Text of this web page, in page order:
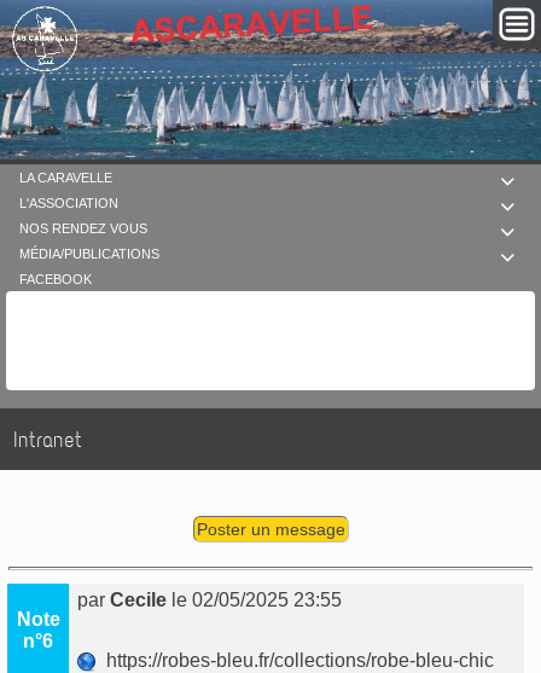

LA CARAVELLE

L'ASSOCIATION

NOS RENDEZ VOUS

MÉDIA/PUBLICATIONS
FACEBOOK
Intranet
Poster un message
Note
n°6
parCecile le 02/05/2025 23:55
https://robes-bleu.fr/collections/robe-bleu-chic